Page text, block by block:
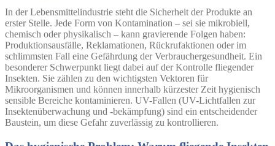
In der Lebensmittelindustrie steht die Sicherheit der Produkte an
erster Stelle. Jede Form von Kontamination – sei sie mikrobiell,
chemisch oder physikalisch – kann gravierende Folgen haben:
Produktionsausfälle, Reklamationen, Rückrufaktionen oder im
schlimmsten Fall eine Gefährdung der Verbrauchergesundheit. Ein
besonderer Schwerpunkt liegt dabei auf der Kontrolle fliegender
Insekten. Sie zählen zu den wichtigsten Vektoren für
Mikroorganismen und können innerhalb kürzester Zeit hygienisch
sensible Bereiche kontaminieren. UV-Fallen (UV-Lichtfallen zur
Insektenüberwachung und -bekämpfung) sind ein entscheidender
Baustein, um diese Gefahr zuverlässig zu kontrollieren.